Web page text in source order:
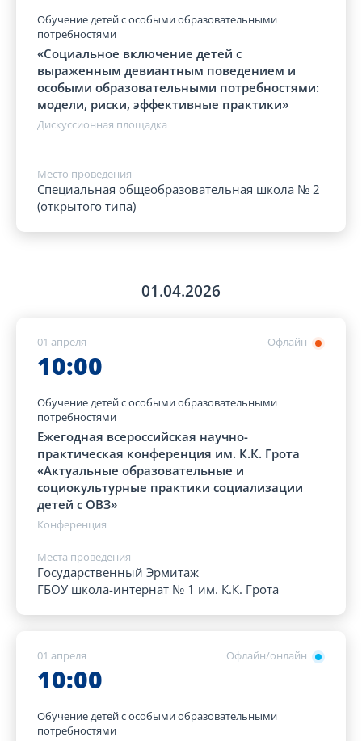
Обучение детей с особыми образовательными
потребностями
«Социальное включение детей с
выраженным девиантным поведением и
особыми образовательными потребностями:
модели, риски, эффективные практики»
Дискуссионная площадка
Место проведения
Специальная общеобразовательная школа № 2
(открытого типа)
01.04.2026
Офлайн
01 апреля
10:00
Обучение детей с особыми образовательными
потребностями
Ежегодная всероссийская научно-
практическая конференция им. К.К. Грота
«Актуальные образовательные и
социокультурные практики социализации
детей с ОВЗ»
Конференция
Места проведения
Государственный Эрмитаж
ГБОУ школа-интернат № 1 им. К.К. Грота
Офлайн/онлайн
01 апреля
10:00
Обучение детей с особыми образовательными
потребностями